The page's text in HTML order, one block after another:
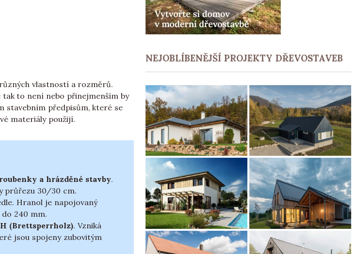
vlastností a rozměrů.
tak to není nebo přinejmenším by
stavebním předpisům, které se
materiály použijí.
a hrázděné stavby.
průřezu 30/30 cm.
Hranol je napojovaný
240 mm.
(Brettsperrholz). Vzniká
jsou spojeny zubovitým
NEJOBLÍBENĚJŠÍ PROJEKTY DŘEVOSTAVEB